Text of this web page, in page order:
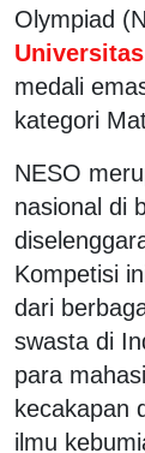
Olympiad
medali
kategori
NESO
nasional di
Kompetisi
dari
swasta di
para
kecakapan
ilmu